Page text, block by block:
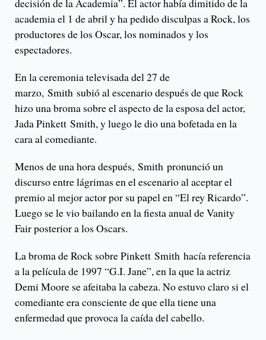
academia el 1 de abril y ha pedido disculpas a Rock, los
productores de los Oscar, los nominados y los
espectadores.
En la ceremonia televisada del 27 de
marzo, Smith subió al escenario después de que Rock
hizo una broma sobre el aspecto de la esposa del actor,
Jada Pinkett Smith, y luego le dio una bofetada en la
cara al comediante.
Menos de una hora después, Smith pronunció un
discurso entre lágrimas en el escenario al aceptar el
premio al mejor actor por su papel en “El rey Ricardo”.
Luego se le vio bailando en la fiesta anual de Vanity
Fair posterior a los Oscars.
La broma de Rock sobre Pinkett Smith hacía referencia
a la película de 1997 “G.I. Jane”, en la que la actriz
Demi Moore se afeitaba la cabeza. No estuvo claro si el
comediante era consciente de que ella tiene una
enfermedad que provoca la caída del cabello.